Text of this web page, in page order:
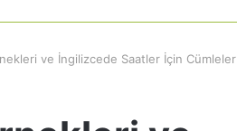
ve İngilizcede Saatler İçin Cümleler